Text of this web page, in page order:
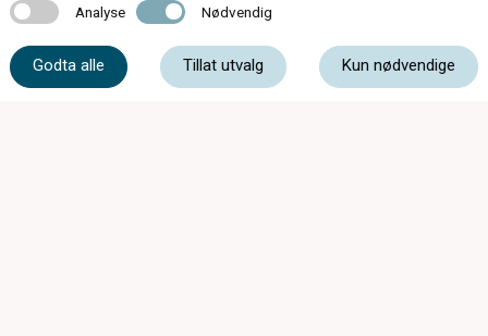
Analyse Analyse Nødvendig Nødvendig
Godta alle Tillat utvalg Kun nødvendige